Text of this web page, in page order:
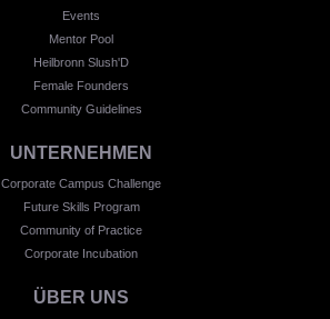
Events
Mentor Pool
Heilbronn Slush'D
Female Founders
Community Guidelines
UNTERNEHMEN
Corporate Campus Challenge
Future Skills Program
Community of Practice
Corporate Incubation
ÜBER UNS